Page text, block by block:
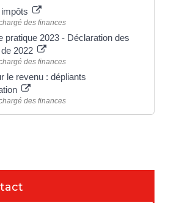
des finances
pratique 2023 - Déclaration des
2022
des finances
le revenu : dépliants
des finances